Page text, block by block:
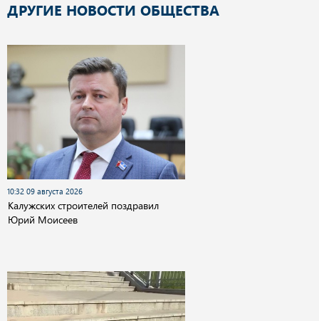
ДРУГИЕ НОВОСТИ ОБЩЕСТВА
10:32 09 августа 2026
Калужских строителей поздравил
Юрий Моисеев